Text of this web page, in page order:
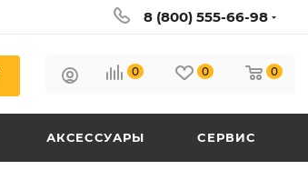
8 (800) 555-66-98
0 0 0
АКСЕССУАРЫ СЕРВИС